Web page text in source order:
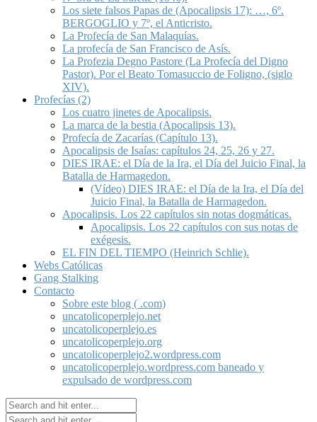
Los siete falsos Papas de (Apocalipsis 17): …, 6º.
BERGOGLIO y 7º, el Anticristo.
La Profecía de San Malaquías.
La profecía de San Francisco de Asís.
La Profezia Degno Pastore (La Profecía del Digno
Pastor). Por el Beato Tomasuccio de Foligno, (siglo
XIV).
Profecías (2)
Los cuatro jinetes de Apocalipsis.
La marca de la bestia (Apocalipsis 13).
Profecía de Zacarías (Capítulo 13).
Apocalipsis de Isaías: capítulos 24, 25, 26 y 27.
DIES IRAE: el Día de la Ira, el Día del Juicio Final, la
Batalla de Harmagedon.
(Vídeo) DIES IRAE: el Día de la Ira, el Día del
Juicio Final, la Batalla de Harmagedon.
Apocalipsis. Los 22 capítulos sin notas dogmáticas.
Apocalipsis. Los 22 capítulos con sus notas de
exégesis.
EL FIN DEL TIEMPO (Heinrich Schlie).
Webs Católicas
Gang Stalking
Contacto
Sobre este blog ( .com)
uncatolicoperplejo.net
uncatolicoperplejo.es
uncatolicoperplejo.org
uncatolicoperplejo2.wordpress.com
uncatolicoperplejo.wordpress.com baneado y
expulsado de wordpress.com